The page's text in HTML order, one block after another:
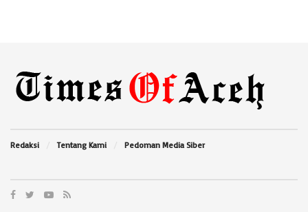
Redaksi Tentang Kami Pedoman Media Siber